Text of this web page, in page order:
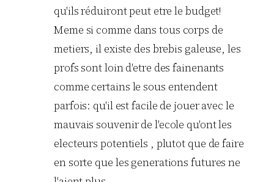
qu'ils réduiront peut etre le budget!
Meme si comme dans tous corps de
metiers, il existe des brebis galeuse, les
profs sont loin d'etre des fainenants
comme certains le sous entendent
parfois: qu'il est facile de jouer avec le
mauvais souvenir de l'ecole qu'ont les
electeurs potentiels , plutot que de faire
en sorte que les generations futures ne